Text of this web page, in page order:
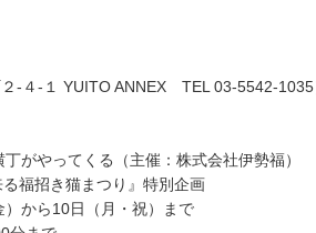
４-１ YUITO ANNEX TEL 03-5542-1035
がやってくる（主催：株式会社伊勢福）
福招き猫まつり』特別企画
から10日（月・祝）まで